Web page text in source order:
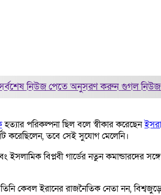
নিউজ পেতে অনুসরণ করুনগুগল
হত্যার পরিকল্পনা ছিল বলে স্বীকার করেছেন
করেছিলেন, তবে সেই সুযোগ মেলেনি।
বিপ্লবী গার্ডের নতুন কমান্ডারদের
কেবল ইরানের রাজনৈতিক নেতা নন,